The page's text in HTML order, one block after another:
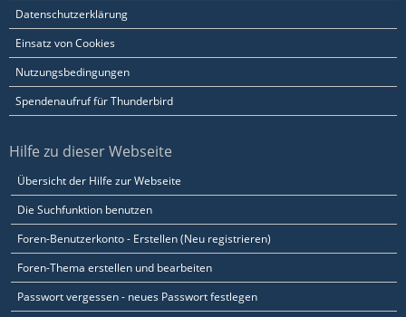
Datenschutzerklärung
Einsatz von Cookies
Nutzungsbedingungen
Spendenaufruf für Thunderbird
Hilfe zu dieser Webseite
Übersicht der Hilfe zur Webseite
Die Suchfunktion benutzen
Foren-Benutzerkonto - Erstellen (Neu registrieren)
Foren-Thema erstellen und bearbeiten
Passwort vergessen - neues Passwort festlegen